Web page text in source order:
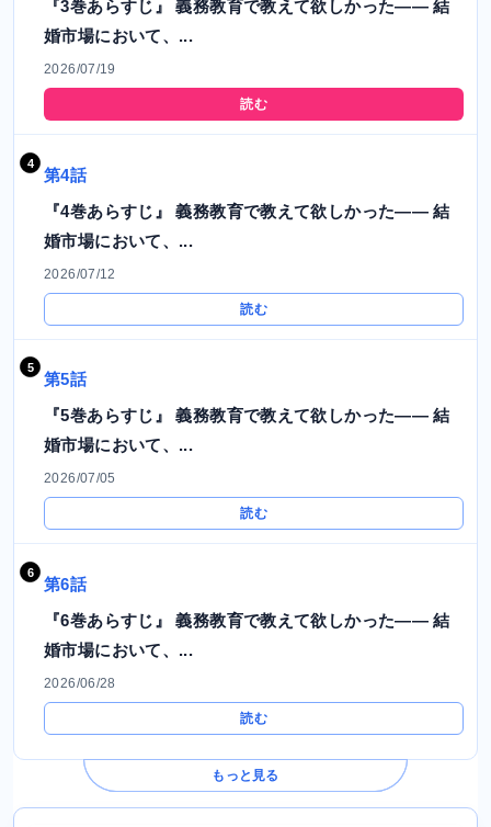
『3巻あらすじ』 義務教育で教えて欲しかった―― 結
婚市場において、...
2026/07/19
読む
第4話
『4巻あらすじ』 義務教育で教えて欲しかった―― 結
婚市場において、...
2026/07/12
読む
第5話
『5巻あらすじ』 義務教育で教えて欲しかった―― 結
婚市場において、...
2026/07/05
読む
第6話
『6巻あらすじ』 義務教育で教えて欲しかった―― 結
婚市場において、...
2026/06/28
読む
もっと見る